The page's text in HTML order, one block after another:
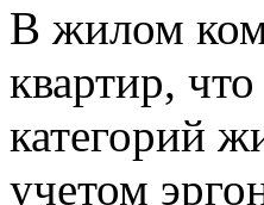
В жилом
квартир,
категорий
учетом